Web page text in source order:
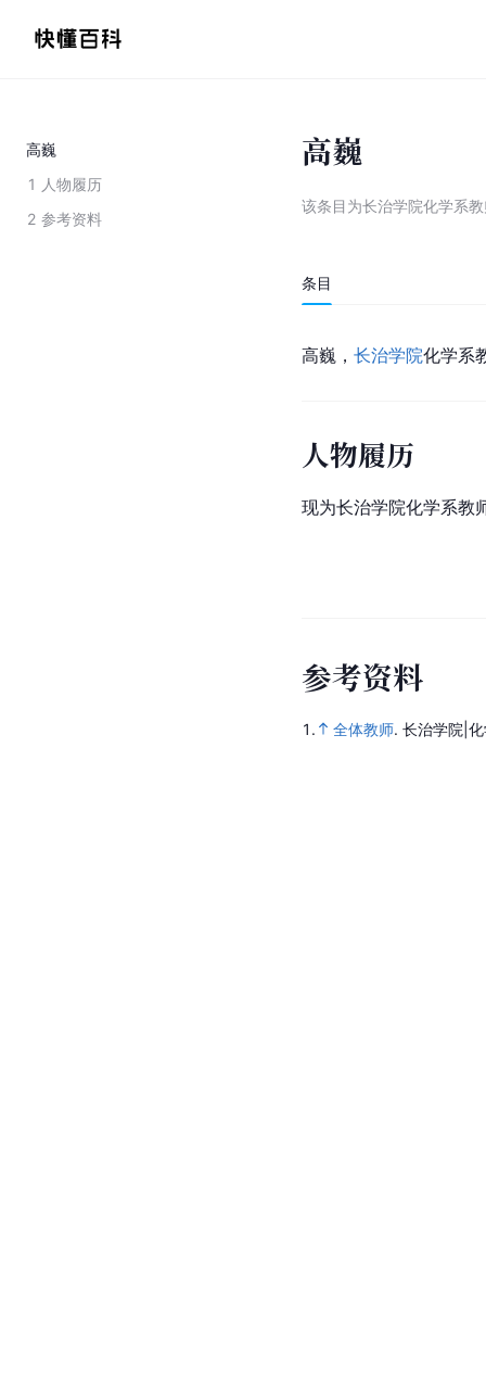
高巍
1 人物履历
2 参考资料
高巍
该条目为长治学院化学系
条目
高巍， 长治学院化学系
人物履历
现为长治学院化学系教
参考资料
1. 全体教师. 长治学院|